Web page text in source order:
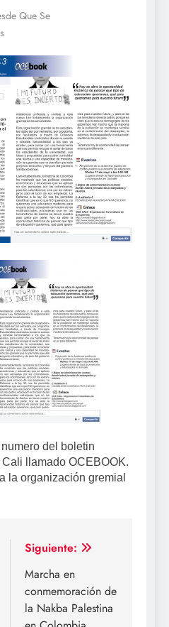
Que Se
del boletin
llamado OCEBOOK.
la organización gremial
Siguiente:
Marcha en
conmemoración de
la Nakba Palestina